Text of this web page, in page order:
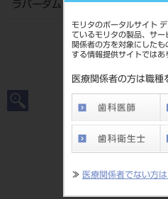
モリタのポータルサイト
ているモリタの製品、サ
関係者の方を対象にした
する情報提供サイトではあ
医療関係者の方は職種
≫ 医療関係者でない方
ラバーダム クランプ #DL（下顎